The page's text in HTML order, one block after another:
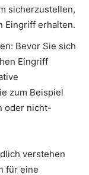
sicherzustellen,
Eingriff erhalten.
Bevor Sie sich
Eingriff
zum Beispiel
oder nicht-
verstehen
für eine